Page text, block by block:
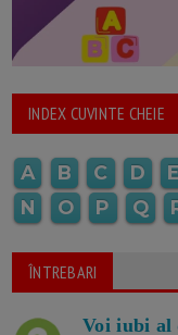
INDEX CUVINTE CHEIE
A B C D E
N
O P Q
ÎNTREBARI
Voi iubi al